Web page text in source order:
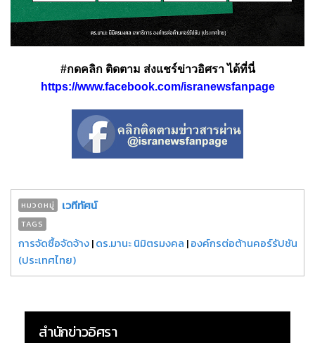
#กดคลิก ติดตาม ส่งแชร์ข่าวอิศรา ได้ที่นี่
https://www.facebook.com/isranewsfanpage
หมวดหมู่ เวทีทัศน์
TAGS
การจัดซื้อจัดจ้าง|ดร.มานะ นิมิตรมงคล |องค์กรต่อต้านคอร์รัปชัน
(ประเทศไทย)
สำนักข่าวอิศรา